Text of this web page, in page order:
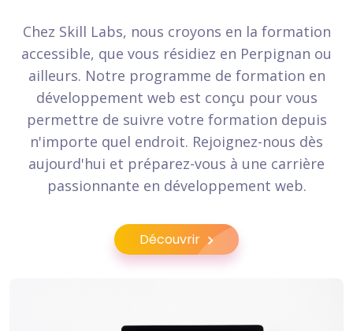
Chez Skill Labs, nous croyons en la formation
accessible, que vous résidiez en Perpignan ou
ailleurs. Notre programme de formation en
développement web est conçu pour vous
permettre de suivre votre formation depuis
n'importe quel endroit. Rejoignez-nous dès
aujourd'hui et préparez-vous à une carrière
passionnante en développement web.
Découvrir